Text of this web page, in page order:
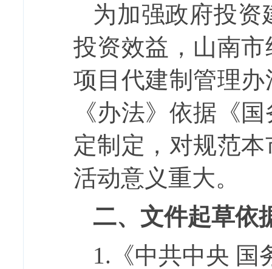
为加强政府投
投资效益，山南
项目代建制管理
《办法》依据《
定制定，对规范
活动意义重大。
二、文件起草依
1. 《中共中央